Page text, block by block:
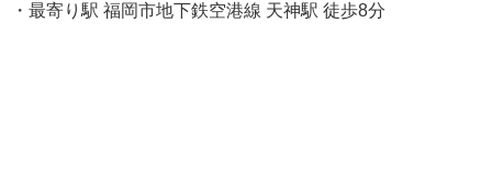
・最寄り駅 福岡市地下鉄空港線 天神駅 徒歩8分